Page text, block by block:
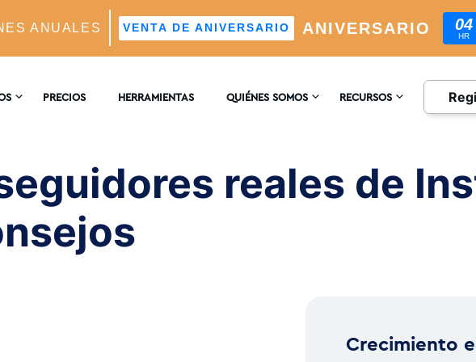
ANUALES ANIVERSARIO
VENTA DE ANIVERSARIO 04
HR
Impulsado Por IA
PRECIOS HERRAMIENTAS QUIÉNES SOMOS
RESEÑAS
RECURSOS
BLOG
reales de
Crecimiento